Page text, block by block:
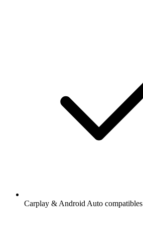
Carplay & Android Auto compatibles